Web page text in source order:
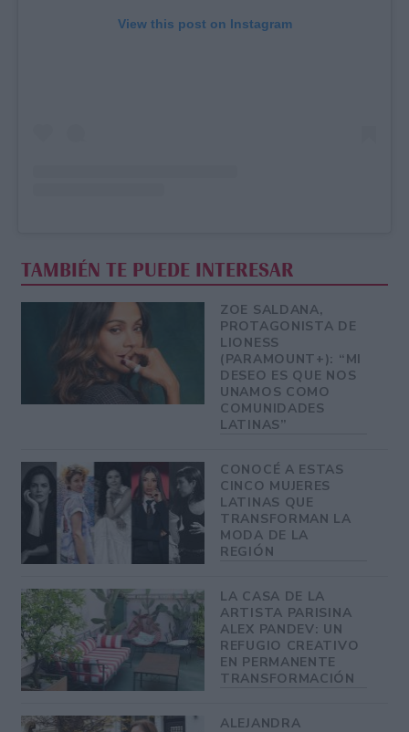
View this post on Instagram
TAMBIÉN TE PUEDE INTERESAR
ZOE SALDANA,
PROTAGONISTA DE
LIONESS
(PARAMOUNT+): “MI
DESEO ES QUE NOS
UNAMOS COMO
COMUNIDADES
LATINAS”
CONOCÉ A ESTAS
CINCO MUJERES
LATINAS QUE
TRANSFORMAN LA
MODA DE LA
REGIÓN
LA CASA DE LA
ARTISTA PARISINA
ALEX PANDEV: UN
REFUGIO CREATIVO
EN PERMANENTE
TRANSFORMACIÓN
ALEJANDRA